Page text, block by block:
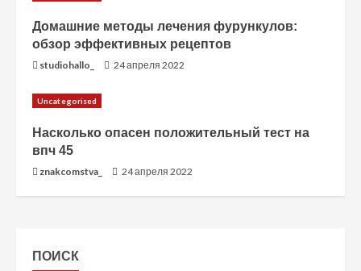
Домашние методы лечения фурункулов:
обзор эффективных рецептов
studiohallo_ 24 апреля 2022
Uncategorised
Насколько опасен положительный тест на
впч 45
znakcomstva_ 24 апреля 2022
ПОИСК